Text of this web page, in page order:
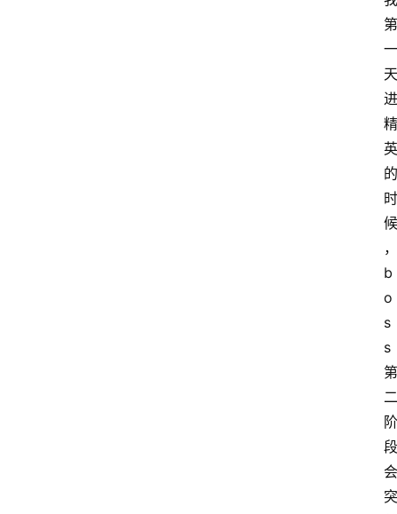
第
一
天
进
精
英
的
时
候
，
b
o
s
s
第
二
阶
段
会
突